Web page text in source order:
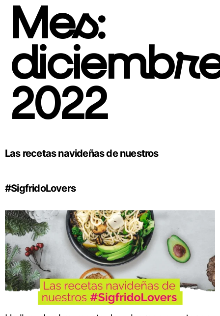
Mes:
2022
Las recetas navideñas de nuestros
#SigfridoLovers